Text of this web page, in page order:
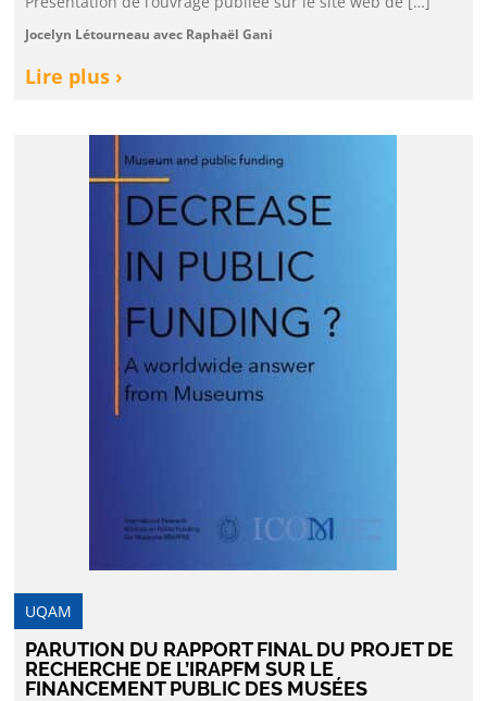
Jocelyn Létourneau avec Raphaël Gani
Lire plus ›
UQAM
PARUTION DU RAPPORT FINAL DU PROJET DE
RECHERCHE DE L’IRAPFM SUR LE
FINANCEMENT PUBLIC DES MUSÉES